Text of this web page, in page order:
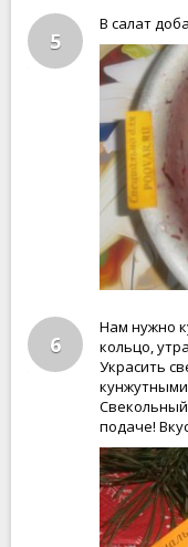
5
В салат
6
Нам нужно
кольцо,
Украсить
подаче!